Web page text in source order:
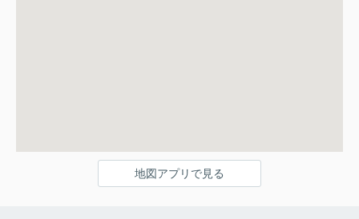
地図アプリで見る